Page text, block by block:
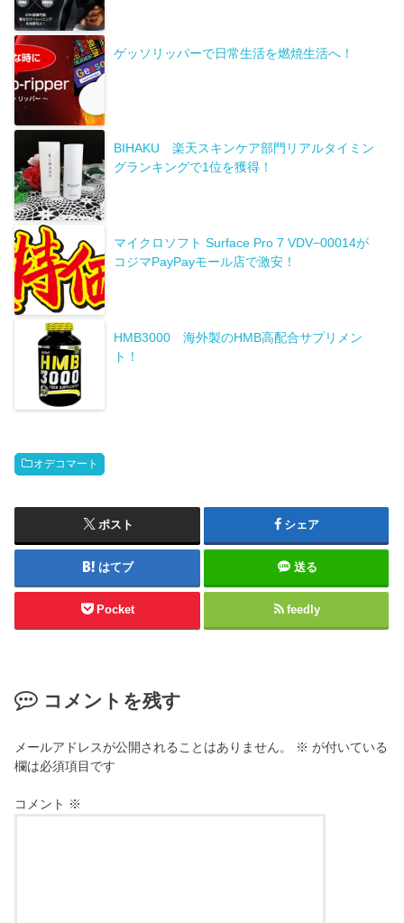
ゲッソリッパーで日常生活を燃焼生活へ！
BIHAKU 楽天スキンケア部門リアルタイミン
グランキングで1位を獲得！
マイクロソフト Surface Pro 7 VDV−00014が
コジマPayPayモール店で激安！
HMB3000 海外製のHMB高配合サプリメン
ト！
オデコマート
ポスト シェア
はてブ 送る
Pocket feedly
コメントを残す
メールアドレスが公開されることはありません。 ※ が付いている
欄は必須項目です
コメント ※